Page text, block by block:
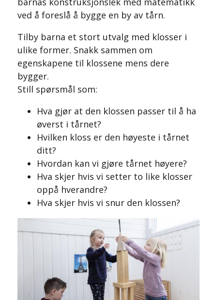
ved å foreslå å bygge en by av tårn.
Tilby barna et stort utvalg med klosser i
ulike former. Snakk sammen om
egenskapene til klossene mens dere
bygger.
Still spørsmål som:
Hva gjør at den klossen passer til å ha
øverst i tårnet?
Hvilken kloss er den høyeste i tårnet
ditt?
Hvordan kan vi gjøre tårnet høyere?
Hva skjer hvis vi setter to like klosser
oppå hverandre?
Hva skjer hvis vi snur den klossen?